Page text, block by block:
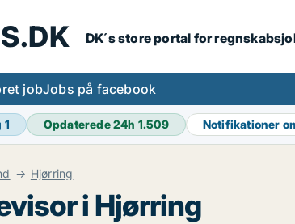
DK´s store portal for
jobJobs på facebook
1 Opdaterede 24h 1.509 Notifikationer
Hjørring
i Hjørring